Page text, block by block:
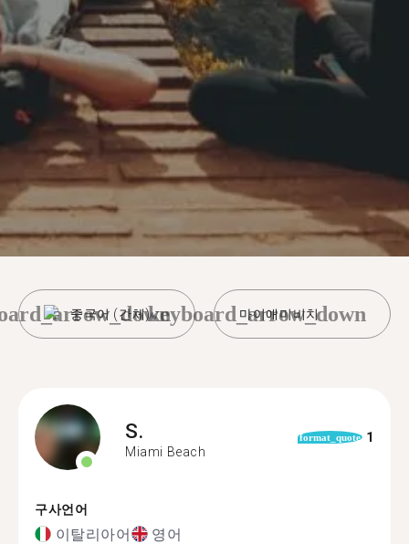
중국어 (간체) 마이애미비치
keyboard_arrow_down
S.
Miami Beach
format_quote 1
구사언어
이탈리아어 영어